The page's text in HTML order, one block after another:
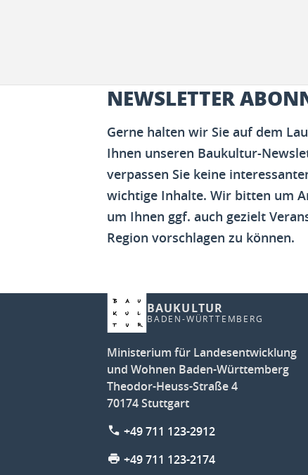
NEWSLETTER
Gerne halten wir Sie auf dem
Ihnen unseren Baukultur-
verpassen Sie keine
wichtige Inhalte. Wir bitten um
um Ihnen ggf. auch gezielt
Region vorschlagen zu können.
BAUKULTUR
BADEN-WÜRTTEMBERG
Ministerium für Landesentwicklung
und Wohnen Baden-Württemberg
Theodor-Heuss-Straße 4
70174 Stuttgart
+49 711 123-2912
+49 711 123-2174